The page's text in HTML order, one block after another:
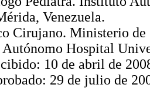
Venezuela.
Cirujano. Ministerio
Hospital
10 de abril de
29 de julio de